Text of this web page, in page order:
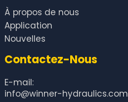
À propos de nous
Application
Nouvelles
Contactez-Nous
E-mail:
info@winner-hydraulics.com